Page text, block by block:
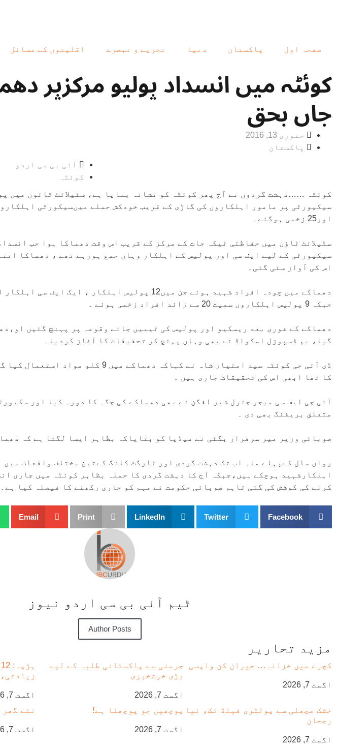
صفحہ اول پاکستان دنیا تجزیے و تبصرے اقلیتوں کے مسائل
جاں بحق
جنوری 13, 2016
پاکستان
آئی بی سی اردو
کوئٹہ
کوئٹہ ……دہشت گردوں نے آج پھر کوئٹہ کو نشانہ بنایا ہے، سٹیلائٹ ٹائون میں
اور25 زخمی ہوگئے۔
سٹیلائٹ ٹاؤن میں حفاظتی ٹیکہ جات کے مرکز کے قریب اس وقت دھماکا ہوا جب
سیکیورٹی کے لیے ایف سی اور پولیس کے اہلکار وہاں جمع ہورہے تھے ، دھماکا
اس کی آواز سنی گئی۔
دھماکے میں چودہ افراد شہید ہوئے جن میں12 پولیس اہلکار ،
جبکہ 9 پولیس اہلکاروں سمیت 20 سے زائد افراد زخمی ہوئے ۔
دھماکے کے فوری بعد ریسکیو اور پولیس کی ٹیمیں جائے وقوعہ پر پہنچ گئیں
گیا، بم ڈسپوزل اسکواڈ نے بھی وہاں پہنچ کر تحقیقات کا آغاز کردیا۔
ڈی آئی جی کوئٹہ سید امتیاز شاہ نے کہاکہ
کا تھا ابھی اس کی تحقیقات جاری ہیں ۔
آئی جی ایف سی میجر جنرل شیر افگن نے بھی دھماکے کی جگہ کا دورہ کیا اور
متعلق بریفنگ بھی دی ۔
صوبائی وزیر میر سرفراز بگٹی نے میڈیا کو بتایاکہ بظاہر ایسا لگتا ہے کہ
اہلکارشہید ہوچکے ہیں،جبکہ آج کا دہشت گردی کا حملہ بظاہر کوئٹہ میں جاری
کرنے کی کوشش کی گئی تاہم صوبائی حکومت نے مہم کو جاری رکھنے کا فیصلہ کیا ہے۔
Facebook
Twitter
LinkedIn
Print
Email
ٹیم آئی بی سی اردو نیوز
Author Posts
مزید تحاریر
کچرے میں خزانہ… حیران کن واپسی
اگست 7, 2026
جرمنی سے پاکستانی طلبہ کے لیے
بڑی خوشخبری
اگست 7, 2026
زیادتی، 3 ملزمان گرفتار
اگست 7, 2026
خشک مچھلی سے پولٹری فیلڈ تک، نیا
رجحان
اگست 7, 2026
پوچھیں جو پوچھنا ہے!
اگست 7, 2026
نئے
اگست 7, 2026